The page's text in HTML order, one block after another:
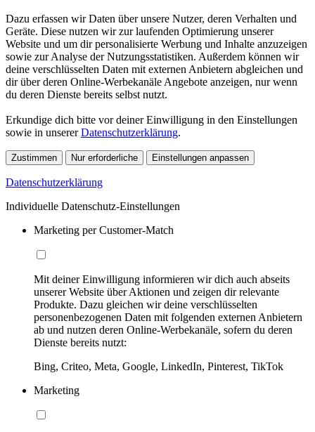
Dazu erfassen wir Daten über unsere Nutzer, deren Verhalten und
Geräte. Diese nutzen wir zur laufenden Optimierung unserer
Website und um dir personalisierte Werbung und Inhalte anzuzeigen
sowie zur Analyse der Nutzungsstatistiken. Außerdem können wir
deine verschlüsselten Daten mit externen Anbietern abgleichen und
dir über deren Online-Werbekanäle Angebote anzeigen, nur wenn
du deren Dienste bereits selbst nutzt.
Erkundige dich bitte vor deiner Einwilligung in den Einstellungen
sowie in unsererDatenschutzerklärung.
Zustimmen Nur erforderliche Einstellungen anpassen
Datenschutzerklärung
Individuelle Datenschutz-Einstellungen
Marketing per Customer-Match
Mit deiner Einwilligung informieren wir dich auch abseits
unserer Website über Aktionen und zeigen dir relevante
Produkte. Dazu gleichen wir deine verschlüsselten
personenbezogenen Daten mit folgenden externen Anbietern
ab und nutzen deren Online-Werbekanäle, sofern du deren
Dienste bereits nutzt:
Bing, Criteo, Meta, Google, LinkedIn, Pinterest, TikTok
Marketing